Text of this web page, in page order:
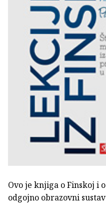
Ovo je knjiga o Finskoj i
odgojno obrazovni